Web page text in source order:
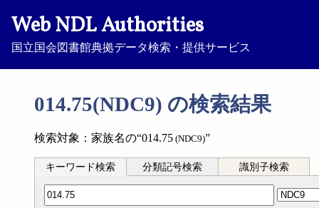
Web NDL Authorities
国立国会図書館典拠データ検索・提供サービス
014.75(NDC9) の検索結果
検索対象：家族名の“014.75 (NDC9)”
キーワード検索 分類記号検索 識別子検索
分類記号検索